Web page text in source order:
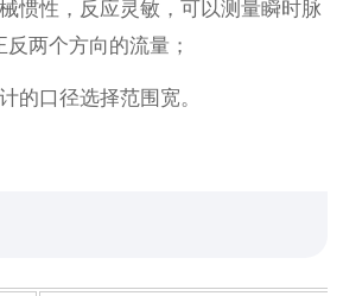
惯性，反应灵敏，可以测量瞬时脉
两个方向的流量；
的口径选择范围宽。